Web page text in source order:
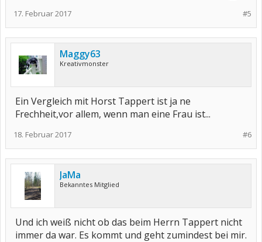
#5
17. Februar 2017
Maggy63
Kreativmonster
Ein Vergleich mit Horst Tappert ist ja ne
Frechheit,vor allem, wenn man eine Frau ist...
#6
18. Februar 2017
JaMa
Bekanntes Mitglied
Und ich weiß nicht ob das beim Herrn Tappert nicht
immer da war. Es kommt und geht zumindest bei mir.